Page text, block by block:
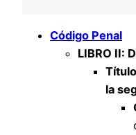
Código Penal
LIBRO II:
la